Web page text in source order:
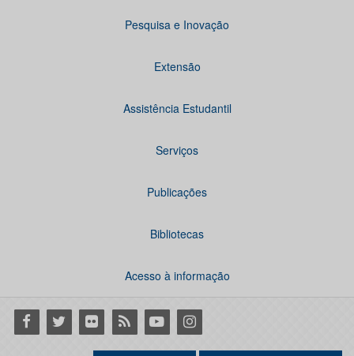
Pesquisa e Inovação
Extensão
Assistência Estudantil
Serviços
Publicações
Bibliotecas
Acesso à informação
Facebook
Twitter Flickr RSS YoutubeInstagram